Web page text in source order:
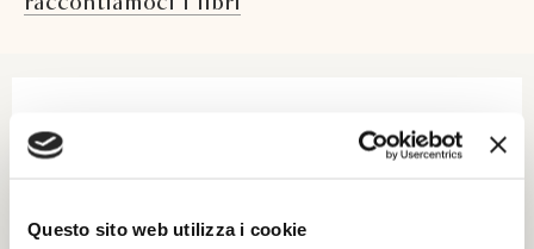
Questo sito web utilizza i cookie